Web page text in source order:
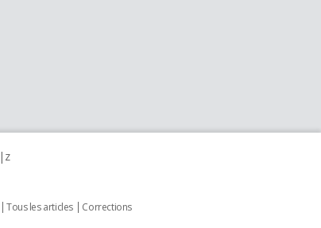
z
Tous les articles
Corrections